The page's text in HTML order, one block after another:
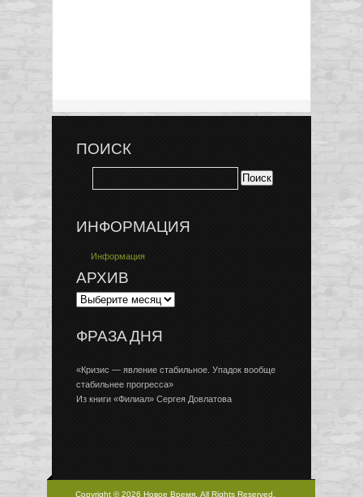
ПОИСК
ИНФОРМАЦИЯ
Информация
АРХИВ
ФРАЗА ДНЯ
«Кризис — явление стабильное. Упадок вообще
стабильнее прогресса»
Из книги «Филиал» Сергея Довлатова
Copyright © 2026 Новое Время, All Rights Reserved.